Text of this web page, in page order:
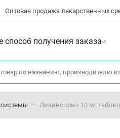
Оптовая продажа лекарственных
способ получения заказа
Лизиноприл 10 мг